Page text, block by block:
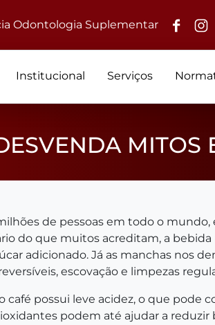
Odontologia Suplementar
Institucional Serviços
MITOS
de pessoas em todo o
do que muitos acreditam, a bebida
adicionado. Já as manchas nos
escovação e limpezas
café possui leve acidez, o que pode
podem até ajudar a reduzir